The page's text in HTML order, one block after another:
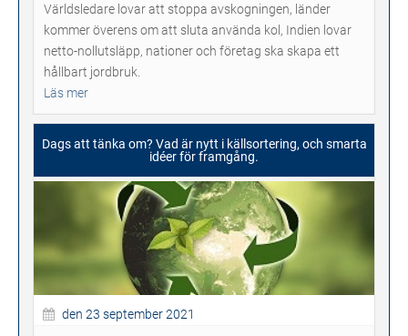
Världsledare lovar att stoppa avskogningen, länder
kommer överens om att sluta använda kol, Indien lovar
netto-nollutsläpp, nationer och företag ska skapa ett
hållbart jordbruk.
Läs mer
Dags att tänka om? Vad är nytt i källsortering, och smarta
idéer för framgång.
den 23 september 2021